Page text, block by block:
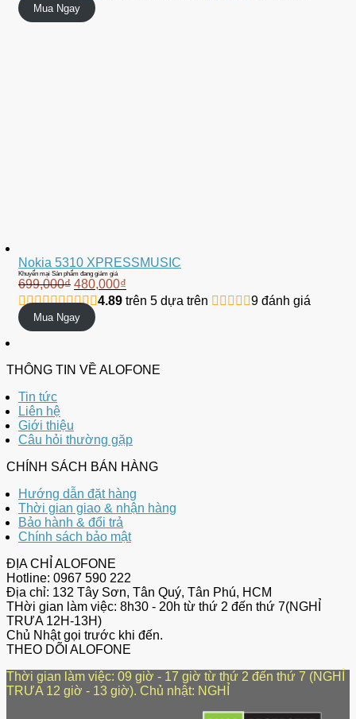
Mua Ngay
Nokia 5310 XPRESSMUSIC
Khuyến mại Sản phẩm đang giảm giá
699,000₫ 480,000₫
4.89 trên 5 dựa trên 9 đánh giá
Mua Ngay
THÔNG TIN VỀ ALOFONE
Tin tức
Liên hệ
Giới thiệu
Câu hỏi thường gặp
CHÍNH SÁCH BÁN HÀNG
Hướng dẫn đặt hàng
Thời gian giao & nhận hàng
Bảo hành & đổi trả
Chính sách bảo mật
ĐỊA CHỈ ALOFONE
Hotline: 0967 590 222
Địa chỉ: 132 Tây Sơn, Tân Quý, Tân Phú, HCM
THời gian làm việc: 8h30 - 20h từ thứ 2 đến thứ 7(NGHỈ
TRƯA 12H-13H)
Chủ Nhật gọi trước khi đến.
THEO DÕI ALOFONE
Thời gian làm việc: 09 giờ - 17 giờ từ thứ 2 đến thứ 7 (NGHỈ
TRƯA 12 giờ - 13 giờ). Chủ nhật: NGHỈ